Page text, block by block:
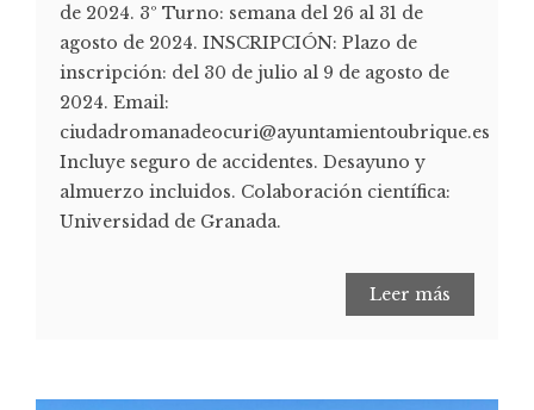
de 2024. 3º Turno: semana del 26 al 31 de
agosto de 2024. INSCRIPCIÓN: Plazo de
inscripción: del 30 de julio al 9 de agosto de
2024. Email:
ciudadromanadeocuri@ayuntamientoubrique.es
Incluye seguro de accidentes. Desayuno y
almuerzo incluidos. Colaboración científica:
Universidad de Granada.
Leer más